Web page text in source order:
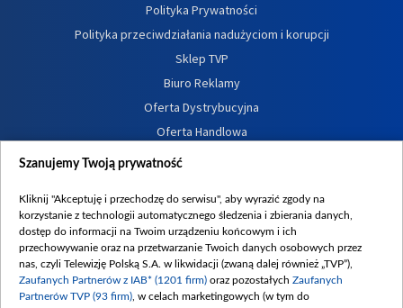
Polityka Prywatności
Polityka przeciwdziałania nadużyciom i korupcji
Sklep TVP
Biuro Reklamy
Oferta Dystrybucyjna
Oferta Handlowa
Dostępność
Procedura zgłoszeń wewnętrznych
Szanujemy Twoją prywatność
Kliknij "Akceptuję i przechodzę do serwisu", aby wyrazić zgody na
korzystanie z technologii automatycznego śledzenia i zbierania danych,
dostęp do informacji na Twoim urządzeniu końcowym i ich
przechowywanie oraz na przetwarzanie Twoich danych osobowych przez
nas, czyli Telewizję Polską S.A. w likwidacji (zwaną dalej również „TVP”),
Zaufanych Partnerów z IAB* (1201 firm) oraz pozostałych Zaufanych
Partnerów TVP (93 firm) , w celach marketingowych (w tym do